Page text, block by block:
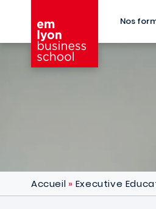
Nos
Accueil Executive